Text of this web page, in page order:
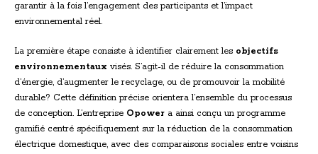
garantir à la fois l’engagement des participants et l’impact
environnemental réel.
La première étape consiste à identifier clairement les objectifs
environnementaux visés. S’agit-il de réduire la consommation
d’énergie, d’augmenter le recyclage, ou de promouvoir la mobilité
durable? Cette définition précise orientera l’ensemble du processus
de conception. L’entreprise Opower a ainsi conçu un programme
gamifié centré spécifiquement sur la réduction de la consommation
électrique domestique, avec des comparaisons sociales entre voisins